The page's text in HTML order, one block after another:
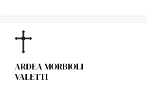
ARDEA MORBIOLI
VALETTI